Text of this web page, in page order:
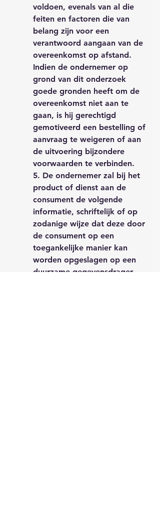
voldoen, evenals van al die
feiten en factoren die van
belang zijn voor een
verantwoord aangaan van de
overeenkomst op afstand.
Indien de ondernemer op
grond van dit onderzoek
goede gronden heeft om de
overeenkomst niet aan te
gaan, is hij gerechtigd
gemotiveerd een bestelling of
aanvraag te weigeren of aan
de uitvoering bijzondere
voorwaarden te verbinden.
5. De ondernemer zal bij het
product of dienst aan de
consument de volgende
informatie, schriftelijk of op
zodanige wijze dat deze door
de consument op een
toegankelijke manier kan
worden opgeslagen op een
duurzame gegevensdrager,